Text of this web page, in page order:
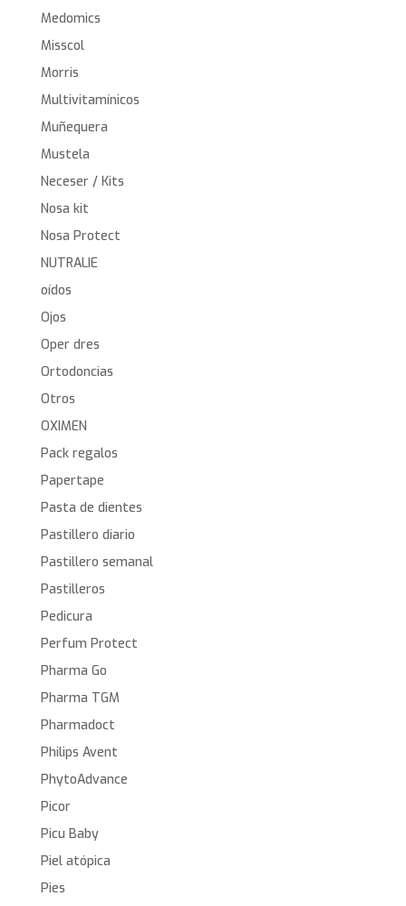
Medomics
Misscol
Morris
Multivitamínicos
Muñequera
Mustela
Neceser / Kits
Nosa kit
Nosa Protect
NUTRALIE
oídos
Ojos
Oper dres
Ortodoncias
Otros
OXIMEN
Pack regalos
Papertape
Pasta de dientes
Pastillero diario
Pastillero semanal
Pastilleros
Pedicura
Perfum Protect
Pharma Go
Pharma TGM
Pharmadoct
Philips Avent
PhytoAdvance
Picor
Picu Baby
Piel atópica
Pies